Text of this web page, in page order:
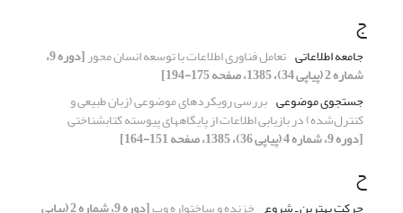
ج
جامعه اطلاعاتی تعامل فناوری اطلاعات با توسعه انسان محور [دوره 9،
شماره 2 (پیاپی 34)، 1385، صفحه 175-194]
جستجوی موضوعی بررسی رویکردهای موضوعی (زبان طبیعی و
کنترل‌شده) در بازیابی اطلاعات از پایگاههای پیوسته کتابشناختی
[دوره 9، شماره 4 (پیاپی 36)، 1385، صفحه 151-164]
ح
حرکت بهترین ـ شروع خزنده و ساختواره وب [دوره 9، شماره 2 (پیاپی